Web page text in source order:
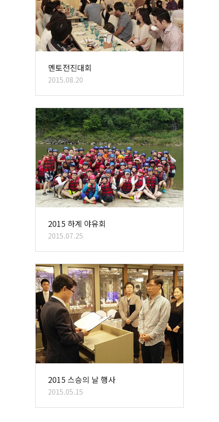
멘토전진대회
2015.08.20
2015 하계 야유회
2015.07.25
2015 스승의 날 행사
2015.05.15